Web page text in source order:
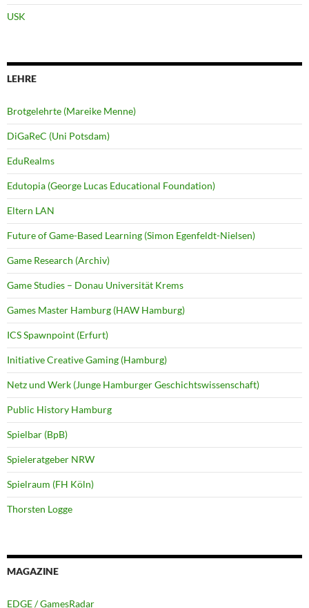
USK
LEHRE
Brotgelehrte (Mareike Menne)
DiGaReC (Uni Potsdam)
EduRealms
Edutopia (George Lucas Educational Foundation)
Eltern LAN
Future of Game-Based Learning (Simon Egenfeldt-Nielsen)
Game Research (Archiv)
Game Studies – Donau Universität Krems
Games Master Hamburg (HAW Hamburg)
ICS Spawnpoint (Erfurt)
Initiative Creative Gaming (Hamburg)
Netz und Werk (Junge Hamburger Geschichtswissenschaft)
Public History Hamburg
Spielbar (BpB)
Spieleratgeber NRW
Spielraum (FH Köln)
Thorsten Logge
MAGAZINE
EDGE / GamesRadar